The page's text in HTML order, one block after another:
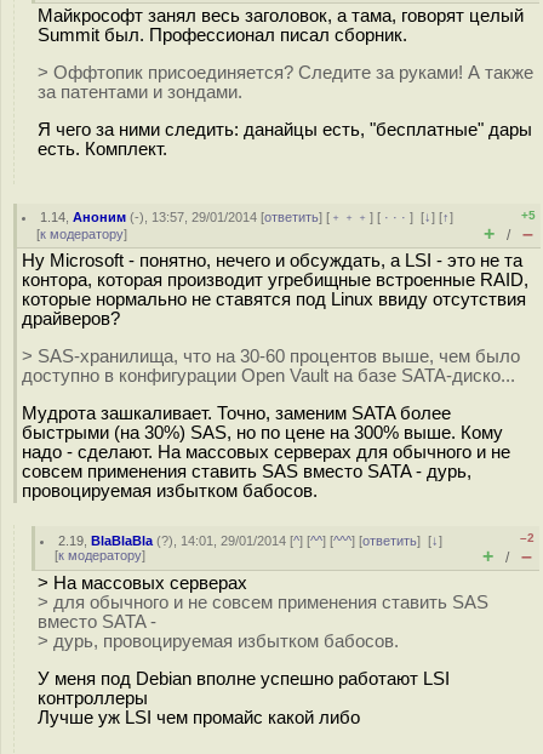
Майкрософт занял весь заголовок, а тама, говорят целый
Summit был. Профессионал писал сборник.
> Оффтопик присоединяется? Следите за руками! А также
за патентами и зондами.
Я чего за ними следить: данайцы есть, "бесплатные" дары
есть. Комплект.
1.14 ,Аноним (-), 13:57, 29/01/2014 [ответить] [ ﹢﹢﹢] [ · · ·][↓] [↑]
[к модератору]
+5
+ / –
Ну Microsoft - понятно, нечего и обсуждать, а LSI - это не та
контора, которая производит угребищные встроенные RAID,
которые нормально не ставятся под Linux ввиду отсутствия
драйверов?
> SAS-хранилища, что на 30-60 процентов выше, чем было
доступно в конфигурации Open Vault на базе SATA-диско...
Мудрота зашкаливает. Точно, заменим SATA более
быстрыми (на 30%) SAS, но по цене на 300% выше. Кому
надо - сделают. На массовых серверах для обычного и не
совсем применения ставить SAS вместо SATA - дурь,
провоцируемая избытком бабосов.
2.19 ,BlaBlaBla (?), 14:01, 29/01/2014 [^] [^^] [^^^] [ответить][↓]
[к модератору]
–2
+ / –
> На массовых серверах
> для обычного и не совсем применения ставить SAS
вместо SATA -
> дурь, провоцируемая избытком бабосов.
У меня под Debian вполне успешно работают LSI
контроллеры
Лучше уж LSI чем промайс какой либо